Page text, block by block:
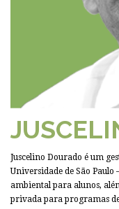
Juscelino Dourado é um
Universidade de São Paulo
ambiental para alunos,
privada para programas